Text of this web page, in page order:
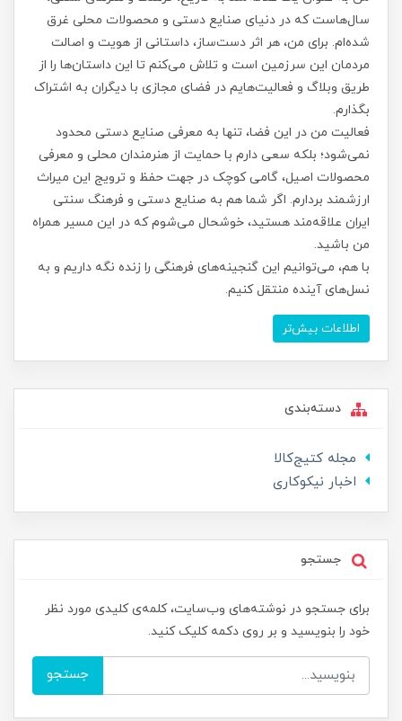
سال‌هاست که در دنیای صنایع دستی و محصولات محلی غرق
شده‌ام. برای من، هر اثر دست‌ساز، داستانی از هویت و اصالت
مردمان این سرزمین است و تلاش می‌کنم تا این داستان‌ها را از
طریق وبلاگ و فعالیت‌هایم در فضای مجازی با دیگران به اشتراک
بگذارم.
فعالیت من در این فضا، تنها به معرفی صنایع دستی محدود
نمی‌شود؛ بلکه سعی دارم با حمایت از هنرمندان محلی و معرفی
محصولات اصیل، گامی کوچک در جهت حفظ و ترویج این میراث
ارزشمند بردارم. اگر شما هم به صنایع دستی و فرهنگ سنتی
ایران علاقه‌مند هستید، خوشحال می‌شوم که در این مسیر همراه
من باشید.
با هم، می‌توانیم این گنجینه‌های فرهنگی را زنده نگه داریم و به
نسل‌های آینده منتقل کنیم.
اطلاعات بیش‌تر
دسته‌بندی
مجله کتیج‌کالا
اخبار نیکوکاری
جستجو
برای جستجو در نوشته‌های وب‌سایت، کلمه‌ی کلیدی مورد نظر
خود را بنویسید و بر روی دکمه کلیک کنید.
جستجو